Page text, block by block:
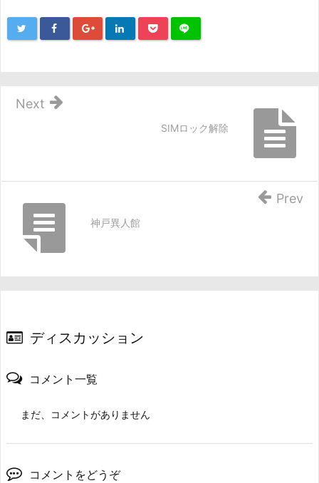
SIMロック解除
Next
神戸異人館
Prev
ディスカッション
コメント一覧
まだ、コメントがありません
コメントをどうぞ